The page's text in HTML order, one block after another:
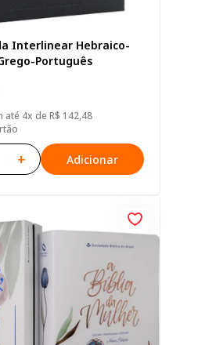
Interlinear Hebraico-
Português
até 4x de R$ 142,48
+ Adicionar